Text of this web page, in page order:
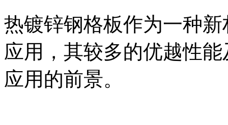
热镀锌钢格板作为一种
应用，其较多的优越性
应用的前景。